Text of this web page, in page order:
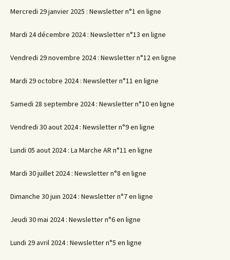
Mercredi 29 janvier 2025 : Newsletter n°1 en ligne
Mardi 24 décembre 2024 : Newsletter n°13 en ligne
Vendredi 29 novembre 2024 : Newsletter n°12 en ligne
Mardi 29 octobre 2024 : Newsletter n°11 en ligne
Samedi 28 septembre 2024 : Newsletter n°10 en ligne
Vendredi 30 aout 2024 : Newsletter n°9 en ligne
Lundi 05 aout 2024 : La Marche AR n°11 en ligne
Mardi 30 juillet 2024 : Newsletter n°8 en ligne
Dimanche 30 juin 2024 : Newsletter n°7 en ligne
Jeudi 30 mai 2024 : Newsletter n°6 en ligne
Lundi 29 avril 2024 : Newsletter n°5 en ligne